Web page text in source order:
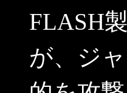
FLASH
が、ジ